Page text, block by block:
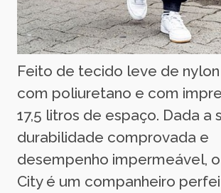
Feito de tecido leve de
com poliuretano e com
17,5 litros de espaço. Dada a
durabilidade comprovada e
desempenho impermeável,
City é um companheiro